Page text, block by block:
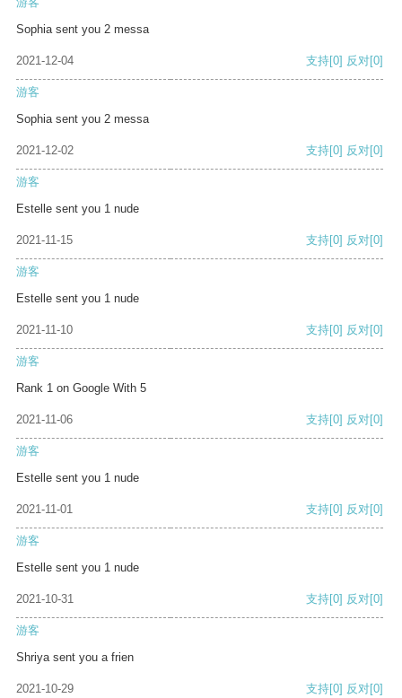
Sophia sent you 2 messa
2021-12-04 支持[0] 反对[0]
游客
Sophia sent you 2 messa
2021-12-02 支持[0] 反对[0]
游客
Estelle sent you 1 nude
2021-11-15 支持[0] 反对[0]
游客
Estelle sent you 1 nude
2021-11-10 支持[0] 反对[0]
游客
Rank 1 on Google With 5
2021-11-06 支持[0] 反对[0]
游客
Estelle sent you 1 nude
2021-11-01 支持[0] 反对[0]
游客
Estelle sent you 1 nude
2021-10-31 支持[0] 反对[0]
游客
Shriya sent you a frien
2021-10-29 支持[0] 反对[0]